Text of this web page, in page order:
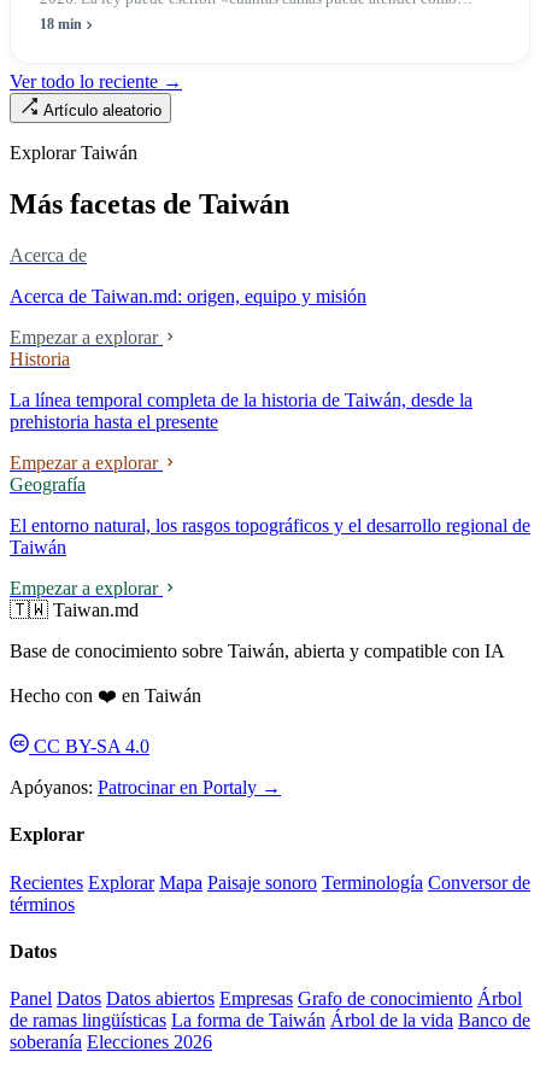
máximo una enfermera», pero no puede escribir «si existe esa
Ley de Médicos, es la ley raíz sobre cómo existe la institución del
«hospital» en Taiwán, y la tensión sin resolver durante cuarenta años
mercado.
18 min
Ver todo lo reciente →
Artículo aleatorio
Explorar Taiwán
Más facetas de Taiwán
Acerca de
Acerca de Taiwan.md: origen, equipo y misión
Empezar a explorar
Historia
La línea temporal completa de la historia de Taiwán, desde la
prehistoria hasta el presente
Empezar a explorar
Geografía
El entorno natural, los rasgos topográficos y el desarrollo regional de
Taiwán
Empezar a explorar
🇹🇼 Taiwan.md
Base de conocimiento sobre Taiwán, abierta y compatible con IA
Hecho con ❤️ en Taiwán
CC BY-SA 4.0
Apóyanos: Patrocinar en Portaly →
Explorar
Recientes Explorar Mapa Paisaje sonoro Terminología Conversor de
términos
Datos
Panel Datos Datos abiertos Empresas Grafo de conocimiento Árbol
de ramas lingüísticas La forma de Taiwán Árbol de la vida Banco de
soberanía Elecciones 2026